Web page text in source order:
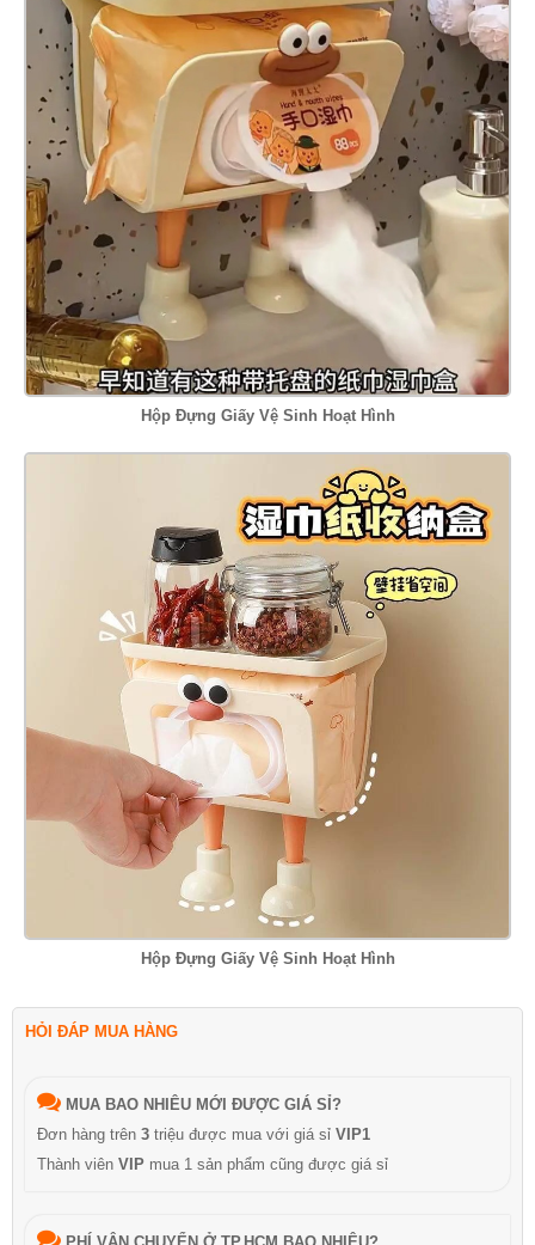
Hộp Đựng Giấy Vệ Sinh Hoạt Hình
Hộp Đựng Giấy Vệ Sinh Hoạt Hình
HỎI ĐÁP MUA HÀNG
MUA BAO NHIÊU MỚI ĐƯỢC GIÁ SỈ?
Đơn hàng trên 3 triệu được mua với giá sỉ VIP1
Thành viên VIP mua 1 sản phẩm cũng được giá sỉ